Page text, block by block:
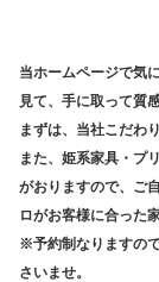
当ホームページで気
見て、手に取って質
まずは、当社こだわ
また、姫系家具・プ
がおりますので、ご
ロがお客様に合った
※予約制なりますの
さいませ。